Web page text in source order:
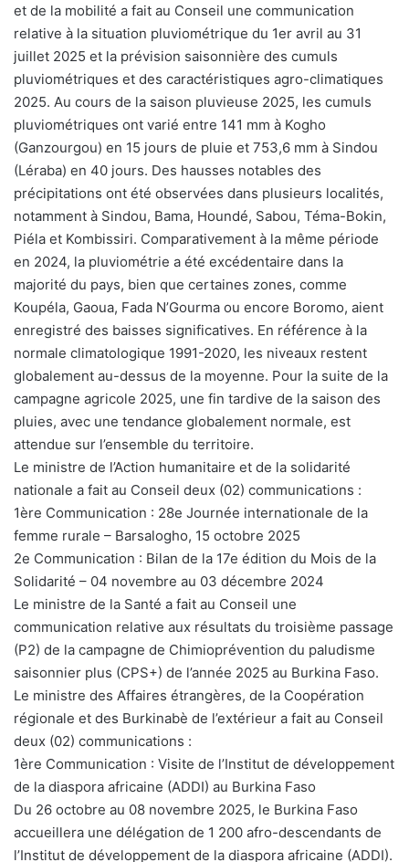
et de la mobilité a fait au Conseil une communication
relative à la situation pluviométrique du 1er avril au 31
juillet 2025 et la prévision saisonnière des cumuls
pluviométriques et des caractéristiques agro-climatiques
2025. Au cours de la saison pluvieuse 2025, les cumuls
pluviométriques ont varié entre 141 mm à Kogho
(Ganzourgou) en 15 jours de pluie et 753,6 mm à Sindou
(Léraba) en 40 jours. Des hausses notables des
précipitations ont été observées dans plusieurs localités,
notamment à Sindou, Bama, Houndé, Sabou, Téma-Bokin,
Piéla et Kombissiri. Comparativement à la même période
en 2024, la pluviométrie a été excédentaire dans la
majorité du pays, bien que certaines zones, comme
Koupéla, Gaoua, Fada N’Gourma ou encore Boromo, aient
enregistré des baisses significatives. En référence à la
normale climatologique 1991-2020, les niveaux restent
globalement au-dessus de la moyenne. Pour la suite de la
campagne agricole 2025, une fin tardive de la saison des
pluies, avec une tendance globalement normale, est
attendue sur l’ensemble du territoire.
Le ministre de l’Action humanitaire et de la solidarité
nationale a fait au Conseil deux (02) communications :
1ère Communication : 28e Journée internationale de la
femme rurale – Barsalogho, 15 octobre 2025
2e Communication : Bilan de la 17e édition du Mois de la
Solidarité – 04 novembre au 03 décembre 2024
Le ministre de la Santé a fait au Conseil une
communication relative aux résultats du troisième passage
(P2) de la campagne de Chimioprévention du paludisme
saisonnier plus (CPS+) de l’année 2025 au Burkina Faso.
Le ministre des Affaires étrangères, de la Coopération
régionale et des Burkinabè de l’extérieur a fait au Conseil
deux (02) communications :
1ère Communication : Visite de l’Institut de développement
de la diaspora africaine (ADDI) au Burkina Faso
Du 26 octobre au 08 novembre 2025, le Burkina Faso
accueillera une délégation de 1 200 afro-descendants de
l’Institut de développement de la diaspora africaine (ADDI).